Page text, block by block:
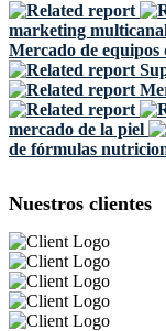
marketing
Mercado de equipos
mercado de la piel
de fórmulas
Nuestros clientes